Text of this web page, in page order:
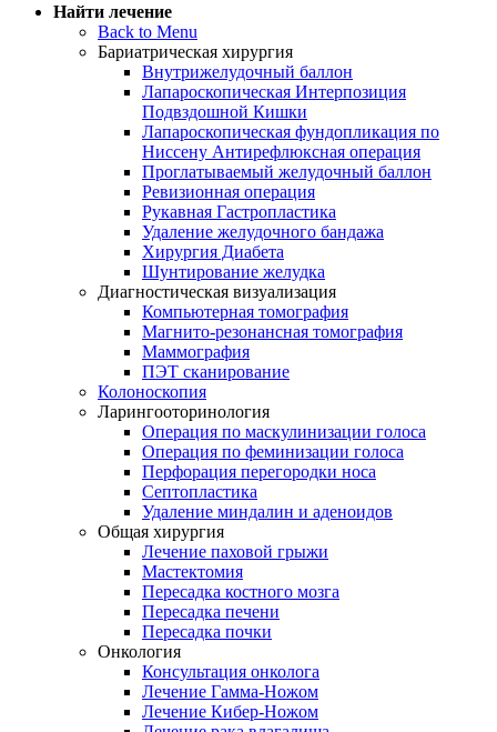
Найти лечение
Back to Menu
Бариатрическая хирургия
Внутрижелудочный баллон
Лапароскопическая Интерпозиция
Подвздошной Кишки
Лапароскопическая фундопликация по
Ниссену Антирефлюксная операция
Проглатываемый желудочный баллон
Ревизионная операция
Рукавная Гастропластика
Удаление желудочного бандажа
Хирургия Диабета
Шунтирование желудка
Диагностическая визуализация
Компьютерная томография
Магнито-резонансная томография
Маммография
ПЭТ сканирование
Колоноскопия
Ларингооторинология
Операция по маскулинизации голоса
Операция по феминизации голоса
Перфорация перегородки носа
Септопластика
Удаление миндалин и аденоидов
Общая хирургия
Лечение паховой грыжи
Мастектомия
Пересадка костного мозга
Пересадка печени
Пересадка почки
Онкология
Консультация онколога
Лечение Гамма-Ножом
Лечение Кибер-Ножом